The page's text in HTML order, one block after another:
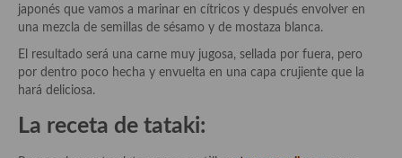
Origen y evolución de la comida
Protocolo y buenas maneras.
Ocio – restaurantes, bares, tabernas
Viajes eno-gastro-turísticos
japonés que vamos a marinar en cítricos y después envolver en
una mezcla de semillas de sésamo y de mostaza blanca.
El resultado será una carne muy jugosa, sellada por fuera, pero
por dentro poco hecha y envuelta en una capa crujiente que la
hará deliciosa.
La receta de tataki: